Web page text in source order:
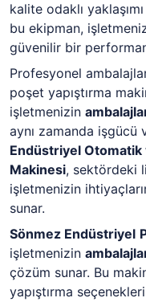
kalite odaklı
bu ekipman,
güvenilir bir
Profesyonel
poşet yapıştırma
işletmenizin
aynı zamanda işgücü
Endüstriyel Otomatik
Makinesi, sektördeki
işletmenizin
sunar.
Sönmez Endüstriyel
işletmenizin
çözüm sunar. Bu
yapıştırma